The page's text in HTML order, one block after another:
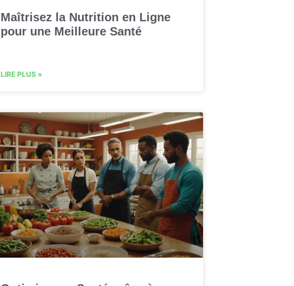
Maîtrisez la Nutrition en Ligne
pour une Meilleure Santé
LIRE PLUS »